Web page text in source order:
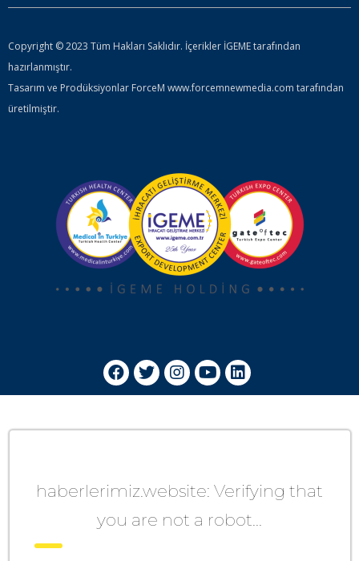
Copyright © 2023 Tüm Hakları Saklıdır. İçerikler İGEME tarafından
hazırlanmıştır.
Tasarım ve Prodüksiyonlar ForceM www.forcemnewmedia.com tarafından
üretilmiştir.
haberlerimiz.website: Verifying that
you are not a robot...